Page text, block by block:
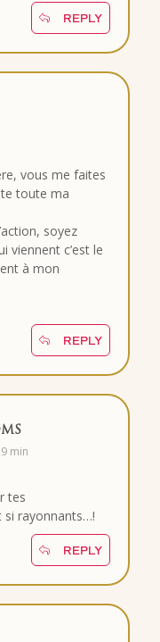
REPLY
vous me faites
toute ma
soyez
viennent c’est le
à mon
REPLY
min
tes
si rayonnants…!
REPLY